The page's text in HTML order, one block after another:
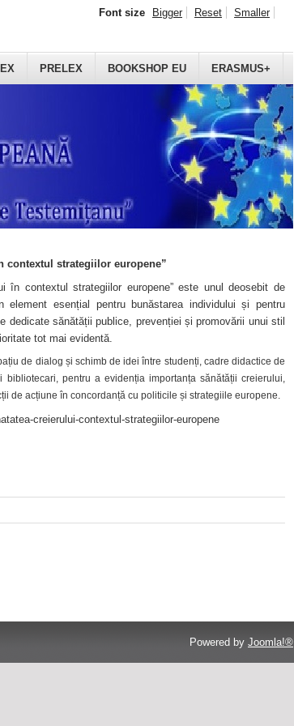
PRELEX BOOKSHOP EU ERASMUS+
Font size Bigger Reset Smaller
contextul strategiilor europene”
în contextul strategiilor europene” este unul deosebit de
esențial pentru bunăstarea individului și pentru
sănătății publice, prevenției și promovării unui stil
tot mai evidentă.
de dialog și schimb de idei între studenți, cadre didactice de
bibliotecari, pentru a evidenția importanța sănătății creierului,
de acțiune în concordanță cu politicile și strategiile europene.
creierului-contextul-strategiilor-europene
Powered by Joomla!®